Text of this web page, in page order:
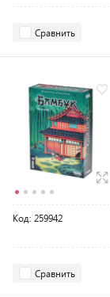
Сравнить
Код: 259942
Сравнить